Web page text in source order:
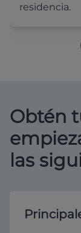
residencia.
Obtén
las